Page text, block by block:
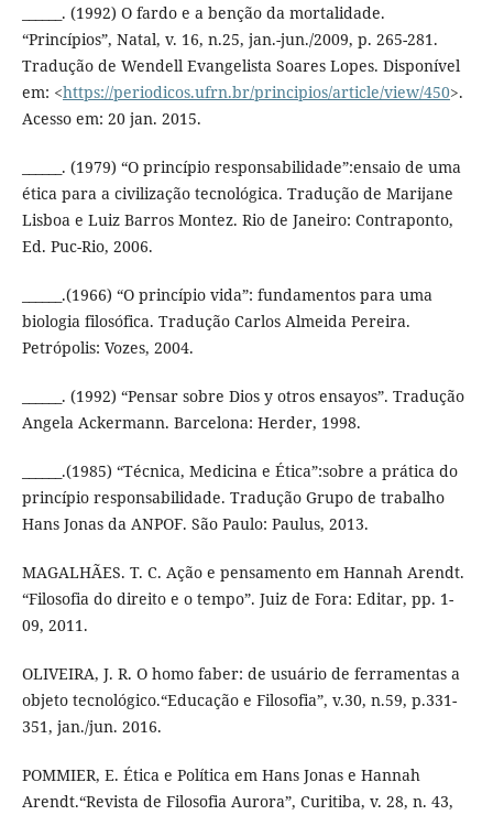
______. (1992) O fardo e a benção da mortalidade.
“Princípios”, Natal, v. 16, n.25, jan.-jun./2009, p. 265-281.
Tradução de Wendell Evangelista Soares Lopes. Disponível
em: <https://periodicos.ufrn.br/principios/article/view/450>.
Acesso em: 20 jan. 2015.
______. (1979) “O princípio responsabilidade”:ensaio de uma
ética para a civilização tecnológica. Tradução de Marijane
Lisboa e Luiz Barros Montez. Rio de Janeiro: Contraponto,
Ed. Puc-Rio, 2006.
______.(1966) “O princípio vida”: fundamentos para uma
biologia filosófica. Tradução Carlos Almeida Pereira.
Petrópolis: Vozes, 2004.
______. (1992) “Pensar sobre Dios y otros ensayos”. Tradução
Angela Ackermann. Barcelona: Herder, 1998.
______.(1985) “Técnica, Medicina e Ética”:sobre a prática do
princípio responsabilidade. Tradução Grupo de trabalho
Hans Jonas da ANPOF. São Paulo: Paulus, 2013.
MAGALHÃES. T. C. Ação e pensamento em Hannah Arendt.
“Filosofia do direito e o tempo”. Juiz de Fora: Editar, pp. 1-
09, 2011.
OLIVEIRA, J. R. O homo faber: de usuário de ferramentas a
objeto tecnológico.“Educação e Filosofia”, v.30, n.59, p.331-
351, jan./jun. 2016.
POMMIER, E. Ética e Política em Hans Jonas e Hannah
Arendt.“Revista de Filosofia Aurora”, Curitiba, v. 28, n. 43,